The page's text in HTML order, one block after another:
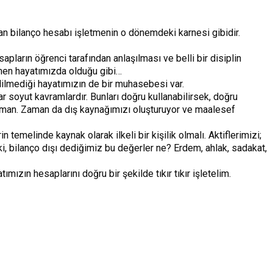
bilanço hesabı işletmenin o dönemdeki karnesi gibidir.
öğrenci tarafından anlaşılması ve belli bir disiplin
hayatımızda olduğu gibi…
hayatımızın de bir muhasebesi var.
kavramlardır. Bunları doğru kullanabilirsek, doğru
Zaman da dış kaynağımızı oluşturuyor ve maalesef
temelinde kaynak olarak ilkeli bir kişilik olmalı. Aktiflerimizi;
bilanço dışı dediğimiz bu değerler ne? Erdem, ahlak, sadakat,
hesaplarını doğru bir şekilde tıkır tıkır işletelim.